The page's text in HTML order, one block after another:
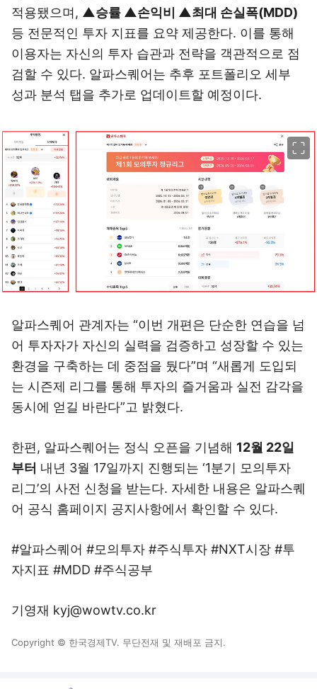
적용됐으며, ▲승률 ▲손익비 ▲최대 손실폭(MDD)
등 전문적인 투자 지표를 요약 제공한다. 이를 통해
이용자는 자신의 투자 습관과 전략을 객관적으로 점
검할 수 있다. 알파스퀘어는 추후 포트폴리오 세부
성과 분석 탭을 추가로 업데이트할 예정이다.
알파스퀘어 관계자는 “이번 개편은 단순한 연습을 넘
어 투자자가 자신의 실력을 검증하고 성장할 수 있는
환경을 구축하는 데 중점을 뒀다”며 “새롭게 도입되
는 시즌제 리그를 통해 투자의 즐거움과 실전 감각을
동시에 얻길 바란다”고 밝혔다.
한편, 알파스퀘어는 정식 오픈을 기념해 12월 22일
부터 내년 3월 17일까지 진행되는 ‘1분기 모의투자
리그’의 사전 신청을 받는다. 자세한 내용은 알파스퀘
어 공식 홈페이지 공지사항에서 확인할 수 있다.
#알파스퀘어 #모의투자 #주식투자 #NXT시장 #투
자지표 #MDD #주식공부
기영재 kyj@wowtv.co.kr
Copyright © 한국경제TV. 무단전재 및 재배포 금지.